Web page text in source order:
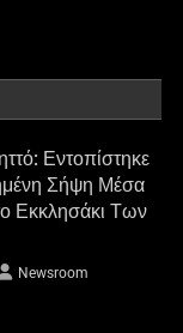
Εντοπίστηκε
Σήψη Μέσα
Εκκλησάκι Των
Newsroom